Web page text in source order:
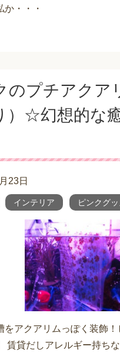
か・・・
のプチアクア
）☆幻想的な
23日
インテリア ピンクグ
をアクアリムっぽく装飾
賃貸だしアレルギー持ち